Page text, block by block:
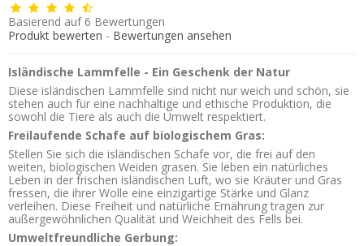
Basierend auf 6 Bewertungen
Produkt bewerten - Bewertungen ansehen
Isländische Lammfelle - Ein Geschenk der Natur
Diese isländischen Lammfelle sind nicht nur weich und schön, sie
stehen auch für eine nachhaltige und ethische Produktion, die
sowohl die Tiere als auch die Umwelt respektiert.
Freilaufende Schafe auf biologischem Gras:
Stellen Sie sich die isländischen Schafe vor, die frei auf den
weiten, biologischen Weiden grasen. Sie leben ein natürliches
Leben in der frischen isländischen Luft, wo sie Kräuter und Gras
fressen, die ihrer Wolle eine einzigartige Stärke und Glanz
verleihen. Diese Freiheit und natürliche Ernährung tragen zur
außergewöhnlichen Qualität und Weichheit des Fells bei.
Umweltfreundliche Gerbung: